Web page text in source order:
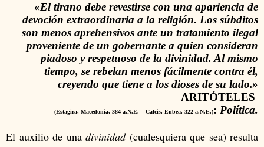
«El tirano debe revestirse con una apariencia de
devoción extraordinaria a la religión. Los súbditos
son menos aprehensivos ante un tratamiento ilegal
proveniente de un gobernante a quien consideran
piadoso y respetuoso de la divinidad. Al mismo
tiempo, se rebelan menos fácilmente contra él,
creyendo que tiene a los dioses de su lado.»
ARITÓTELES
(Estagira, Macedonia, 384 a.N.E. – Calcis, Eubea, 322 a.N.E.): Política.
El auxilio de una divinidad(cualesquiera que sea) resulta